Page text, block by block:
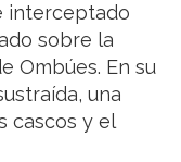
interceptado
sobre la
Ombúes. En su
una
cascos y el